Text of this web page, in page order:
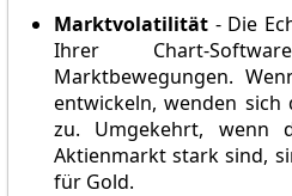
Marktvolatilität- Die
Ihrer Chart-
Marktbewegungen.
entwickeln, wenden sich
zu. Umgekehrt, wenn
Aktienmarkt stark sind,
für Gold.